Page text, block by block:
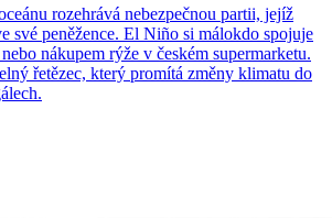
rozehrává nebezpečnou partii, jejíž
své peněžence. El Niño si málokdo spojuje
nákupem rýže v českém supermarketu.
řetězec, který promítá změny klimatu do